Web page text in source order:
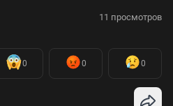
11 просмотров
0 0 0